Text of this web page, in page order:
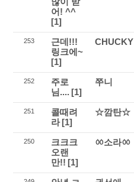
어! ^^
[1]
253
근데!!!
링크에~
[1]
CHUCKY
252
주로
님.... [1]
쭈니
251
콜때려
라[1]
☆깜탄☆
250
크크크
오랜
만!! [1]
ㆀ소라ㆀ